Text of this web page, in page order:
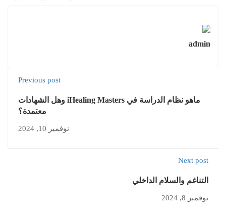
admin
Previous post
ماهو نظام الدراسة في iHealing Masters وهل الشهادات
معتمدة؟
نوفمبر 10, 2024
Next post
التناغم والسلام الداخلي
نوفمبر 8, 2024